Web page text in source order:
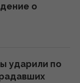
о
ударили по